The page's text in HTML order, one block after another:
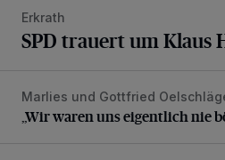
Erkrath
SPD trauert um Klaus
„Wir waren uns eigentlich nie
Marlies und Gottfried
„Wir waren uns eigentlich nie